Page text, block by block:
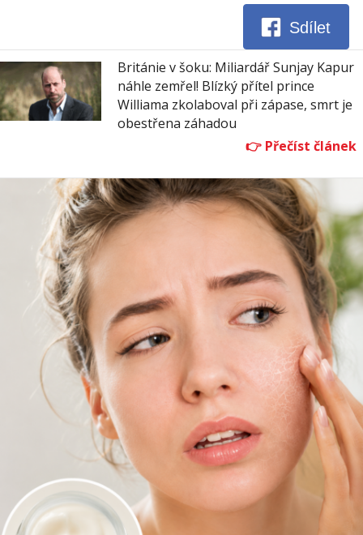
Sdílet
Británie v šoku: Miliardář Sunjay Kapur
náhle zemřel! Blízký přítel prince
Williama zkolaboval při zápase, smrt je
obestřena záhadou